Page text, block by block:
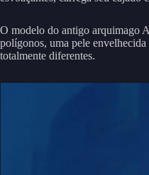
O modelo do antigo arquimago
polígonos, uma pele
totalmente diferentes.